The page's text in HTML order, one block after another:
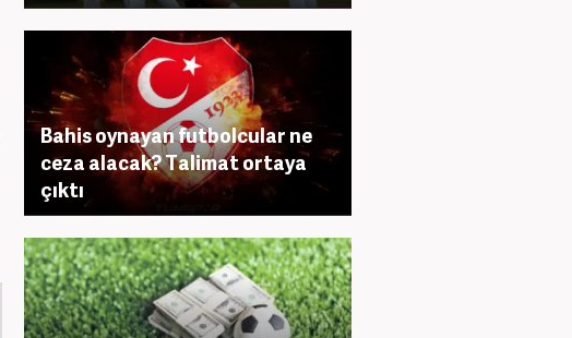
Bahis oynayan futbolcular ne
ceza alacak? Talimat ortaya
çıktı